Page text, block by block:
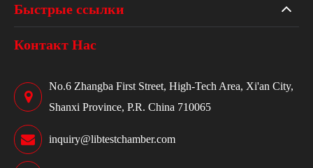
Быстрые ссылки
Контакт Нас
No.6 Zhangba First Street, High-Tech Area, Xi'an City,
Shanxi Province, P.R. China 710065
inquiry@libtestchamber.com